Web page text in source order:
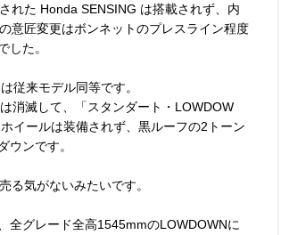
れた Honda SENSING は搭載されず、内
意匠変更はボンネットのプレスライン程度
した。
従来モデル同等です。
消滅して、「スタンダート・LOWDOW
イールは装備されず、黒ルーフの2トーン
ウンです。
る気がないみたいです。
全グレード全高1545mmのLOWDOWNに